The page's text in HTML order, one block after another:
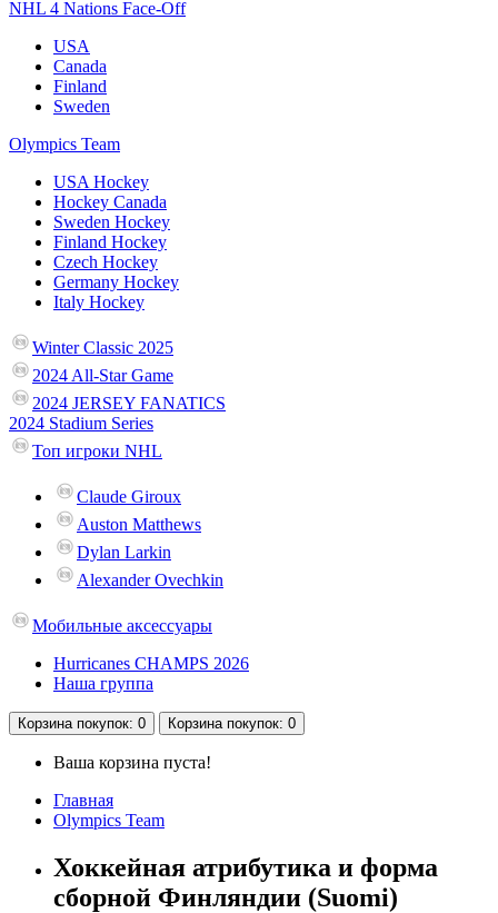
NHL 4 Nations Face-Off
USA
Canada
Finland
Sweden
Olympics Team
USA Hockey
Hockey Canada
Sweden Hockey
Finland Hockey
Czech Hockey
Germany Hockey
Italy Hockey
Winter Classic 2025
2024 All-Star Game
2024 JERSEY FANATICS
2024 Stadium Series
Топ игроки NHL
Claude Giroux
Auston Matthews
Dylan Larkin
Alexander Ovechkin
Мобильные аксессуары
Hurricanes CHAMPS 2026
Наша группа
Корзина покупок: 0 Корзина покупок: 0
Ваша корзина пуста!
Главная
Olympics Team
Хоккейная атрибутика и форма
сборной Финляндии (Suomi)